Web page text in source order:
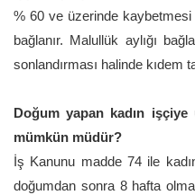
% 60 ve üzerinde kaybetmesi
bağlanır. Malullük aylığı
sonlandırması halinde kıdem
Doğum yapan kadın işçiye
mümkün müdür?
İş Kanunu madde 74 ile
doğumdan sonra 8 hafta